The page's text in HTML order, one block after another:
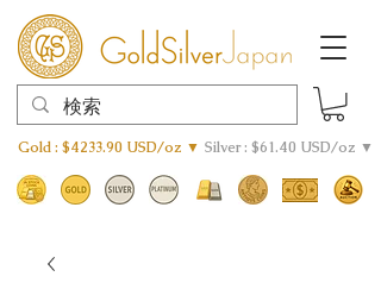
Gold : $4233.90 USD/oz ▼ Silver : $61.40 USD/oz ▼